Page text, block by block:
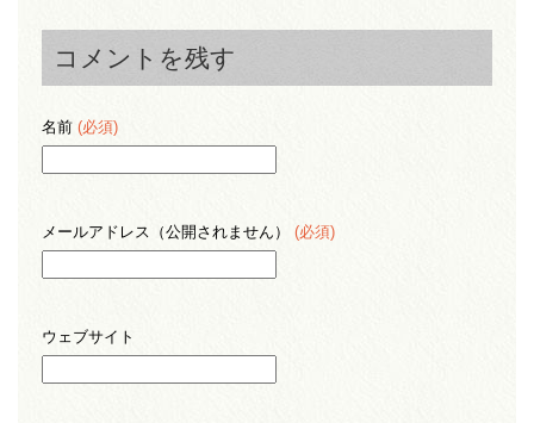
コメントを残す
名前 (必須)
メールアドレス（公開されません） (必須)
ウェブサイト